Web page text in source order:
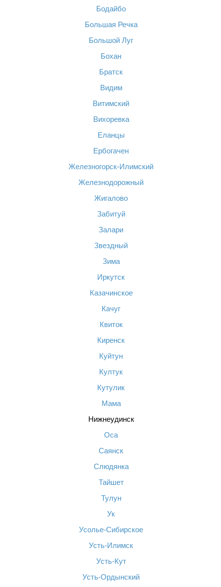
Бодайбо
Большая Речка
Большой Луг
Бохан
Братск
Видим
Витимский
Вихоревка
Еланцы
Ербогачен
Железногорск-Илимский
Железнодорожный
Жигалово
Забитуй
Залари
Звездный
Зима
Иркутск
Казачинское
Качуг
Квиток
Киренск
Куйтун
Култук
Кутулик
Мама
Нижнеудинск
Оса
Саянск
Слюдянка
Тайшет
Тулун
Ук
Усолье-Сибирское
Усть-Илимск
Усть-Кут
Усть-Ордынский